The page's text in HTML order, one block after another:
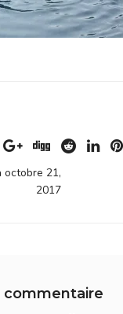
octobre 21,
2017
commentaire